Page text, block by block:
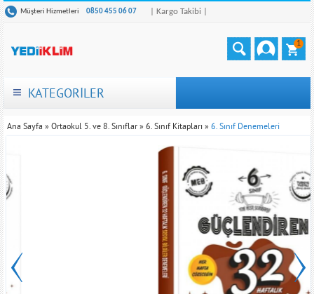
Müşteri Hizmetleri 0850 455 06 07 | Kargo Takibi |
1
KATEGORİLER
Ana Sayfa » Ortaokul 5. ve 8. Sınıflar » 6. Sınıf Kitapları » 6. Sınıf Denemeleri